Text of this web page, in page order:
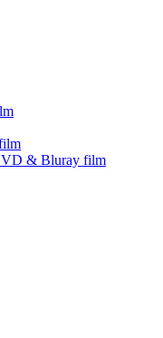
& Bluray film